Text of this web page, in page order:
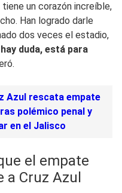
un corazón increíble,
Han logrado darle
dos veces el estadio,
duda, está para
Azul rescata empate
polémico penal y
en el Jalisco
el empate
Cruz Azul